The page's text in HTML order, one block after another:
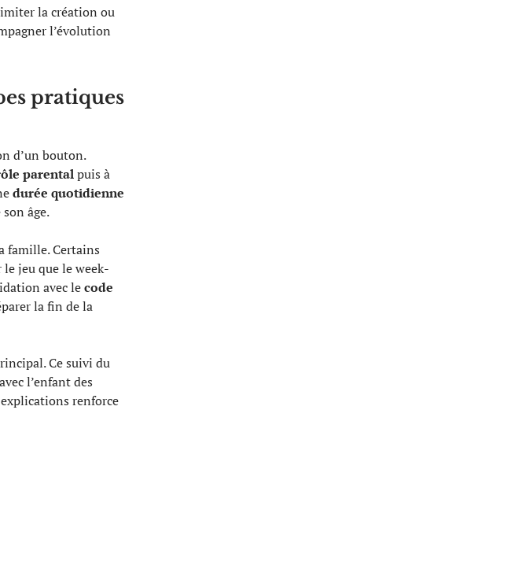
la création ou
l’évolution
pratiques
d’un bouton.
parentalpuis à
durée quotidienne
âge.
famille. Certains
le jeu que le week-
avec lecode
la fin de la
Ce suivi du
l’enfant des
renforce